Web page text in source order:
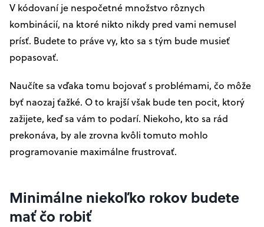
V kódovaní je nespočetné množstvo rôznych
kombinácií, na ktoré nikto nikdy pred vami nemusel
prísť. Budete to práve vy, kto sa s tým bude musieť
popasovať.
Naučíte sa vďaka tomu bojovať s problémami, čo môže
byť naozaj ťažké. O to krajší však bude ten pocit, ktorý
zažijete, keď sa vám to podarí. Niekoho, kto sa rád
prekonáva, by ale zrovna kvôli tomuto mohlo
programovanie maximálne frustrovať.
Minimálne niekoľko rokov budete
mať čo robiť